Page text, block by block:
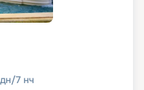
дн/7 нч